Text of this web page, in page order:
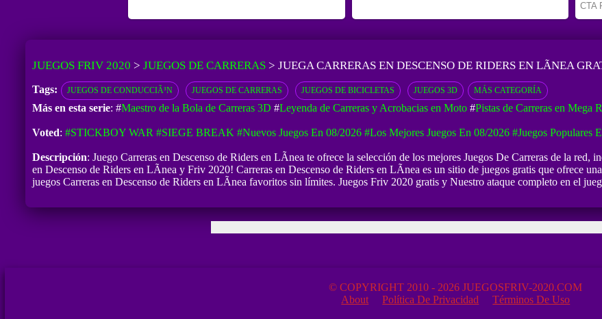
JUEGOS FRIV 2020 > JUEGOS DE CARRERAS> JUEGA CARRERAS EN DESCENSO DE RIDERS EN LÃ­NEA
Tags: JUEGOS DE CONDUCCIÃ³N JUEGOS DE CARRERAS JUEGOS DE BICICLETAS JUEGOS 3D MÁS CATEGORÍA
Más en esta serie: #Maestro de la Bola de Carreras 3D #Leyenda de Carreras y Acrobacias en Moto#Pistas de Carreras en Mega
Voted: #STICKBOY WAR #SIEGE BREAK #Nuevos Juegos En 08/2026 #Los Mejores Juegos En 08/2026 #Juegos Populares
Descripción: Juego Carreras en Descenso de Riders en LÃ­nea te ofrece la selección de los mejores Juegos De Carreras de la red,
en Descenso de Riders en LÃ­nea y Friv 2020! Carreras en Descenso de Riders en LÃ­nea es un sitio de juegos gratis que ofrece
juegos Carreras en Descenso de Riders en LÃ­nea favoritos sin límites. Juegos Friv 2020 gratis y Nuestro ataque completo en el
© COPYRIGHT 2010 - 2026 JUEGOSFRIV-2020.COM
About
Política De Privacidad Términos De Uso